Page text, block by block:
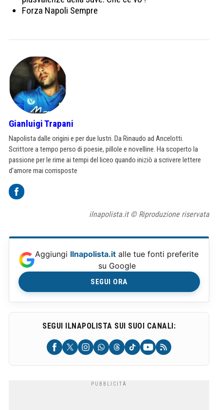
Forza Napoli Sempre
Gianluigi Trapani
Napolista dalle origini e per due lustri. Da Rinaudo ad Ancelotti.
Scrittore a tempo perso di poesie, pillole e novelline. Ha scoperto la
passione per le rime ai tempi del liceo quando iniziò a scrivere lettere
d’amore mai corrisposte
ilnapolista.it © Riproduzione riservata
Aggiungi Ilnapolista.it alle tue fonti preferite
su Google
SEGUI ORA
SEGUI ILNAPOLISTA SUI SUOI CANALI: